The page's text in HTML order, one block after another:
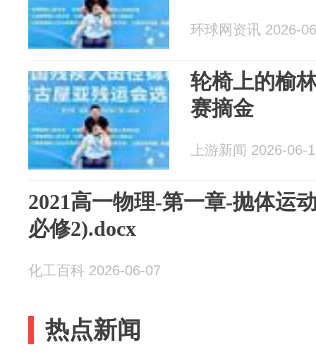
环球网资讯 2026-
轮椅上的榆
赛摘金
上游新闻 2026-06-
2021高一物理-第一章-抛体运
必修2).docx
化工百科 2026-06-07
热点新闻